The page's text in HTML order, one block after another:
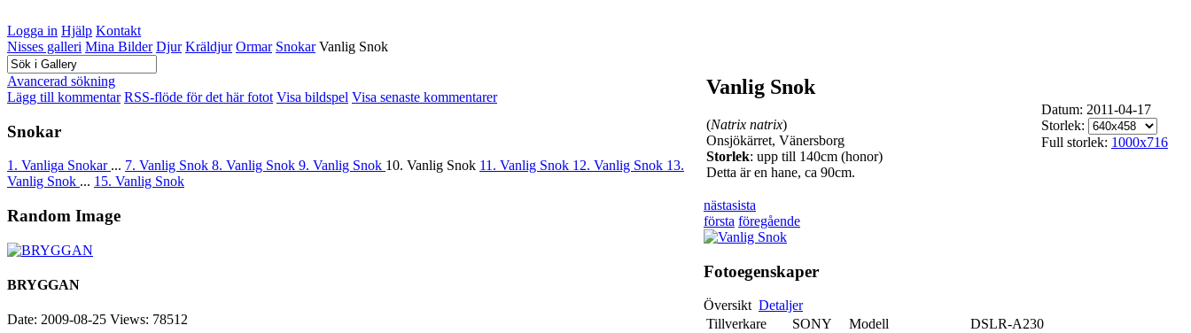
Logga in Hjälp Kontakt
Nisses galleri Mina Bilder Djur Kräldjur Ormar Snokar Vanlig Snok
Avancerad sökning
Lägg till kommentar RSS-flöde för det här fotot Visa bildspel Visa senaste kommentarer
Snokar
1. Vanliga Snokar ... 7. Vanlig Snok 8. Vanlig Snok 9. Vanlig Snok 10. Vanlig Snok 11. Vanlig Snok 12. Vanlig Snok 13.
Vanlig Snok ... 15. Vanlig Snok
Random Image
BRYGGAN
Date: 2009-08-25 Views: 78512
Vanlig Snok
(Natrix natrix)
Onsjökärret, Vänersborg
Storlek: upp till 140cm (honor)
Detta är en hane, ca 90cm.
Datum: 2011-04-17
Storlek:
Full storlek: 1000x716
nästasista
första föregående
Fotoegenskaper
Översikt Detaljer
Tillverkare
SONY Modell
DSLR-A230